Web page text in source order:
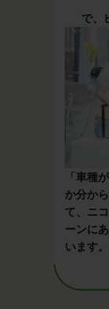
で、
「車種
か分か
て、ニ
ーンに
います。